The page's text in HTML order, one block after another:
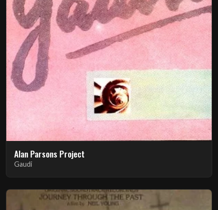
Alan Parsons Project
Gaudi